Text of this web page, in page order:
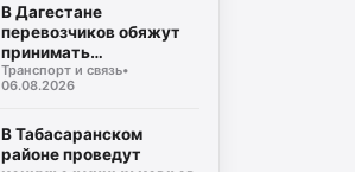
В Дагестане
перевозчиков обяжут
принимать
безналичную оплату на
всех маршрутах
Транспорт и связь•
06.08.2026
В Табасаранском
районе проведут